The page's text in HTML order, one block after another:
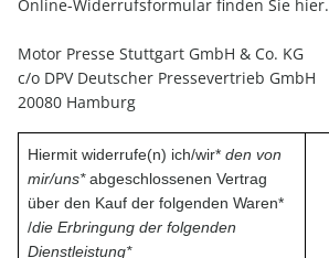
Online-Widerrufsformular finden Sie hier.
Motor Presse Stuttgart GmbH & Co. KG
c/o DPV Deutscher Pressevertrieb GmbH
20080 Hamburg
Hiermit widerrufe(n) ich/wir* den von
mir/uns*abgeschlossenen Vertrag
über den Kauf der folgenden Waren*
/die Erbringung der folgenden
Dienstleistung*